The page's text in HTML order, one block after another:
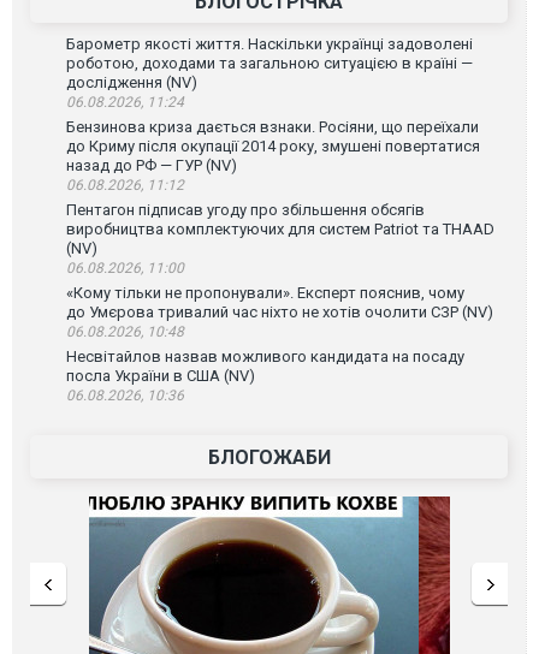
Барометр якості життя. Наскільки українці задоволені
роботою, доходами та загальною ситуацією в країні —
дослідження (NV)
06.08.2026, 11:24
Бензинова криза дається взнаки. Росіяни, що переїхали
до Криму після окупації 2014 року, змушені повертатися
назад до РФ — ГУР (NV)
06.08.2026, 11:12
Пентагон підписав угоду про збільшення обсягів
виробництва комплектуючих для систем Patriot та THAAD
(NV)
06.08.2026, 11:00
«Кому тільки не пропонували». Експерт пояснив, чому
до Умєрова тривалий час ніхто не хотів очолити СЗР (NV)
06.08.2026, 10:48
Несвітайлов назвав можливого кандидата на посаду
посла України в США (NV)
06.08.2026, 10:36
БЛОГОЖАБИ